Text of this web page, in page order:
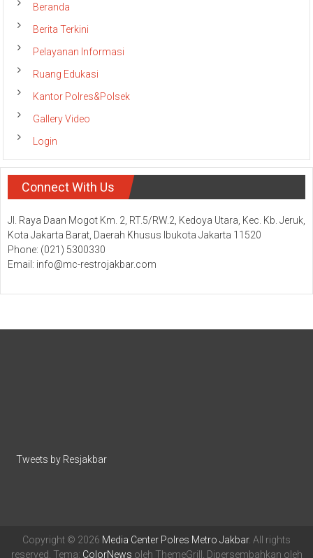
Beranda
Berita Terkini
Pelayanan Informasi
Ruang Edukasi
Kantor Polres&Polsek
Gallery Video
Login
Connect With Us
Jl. Raya Daan Mogot Km. 2, RT.5/RW.2, Kedoya Utara, Kec. Kb. Jeruk,
Kota Jakarta Barat, Daerah Khusus Ibukota Jakarta 11520
Phone: (021) 5300330
Email: info@mc-restrojakbar.com
Tweets by Resjakbar
Copyright © 2026 Media Center Polres Metro Jakbar. All rights
reserved. Tema: ColorNews oleh ThemeGrill. Dipersembahkan oleh